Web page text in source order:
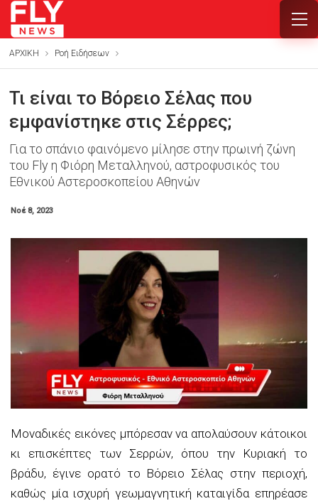
ΑΡΧΙΚΗ Ροή Ειδήσεων
Τι είναι το Βόρειο Σέλας που
εμφανίστηκε στις Σέρρες;
Για το σπάνιο φαινόμενο μίλησε στην πρωινή ζώνη
του Fly η Φιόρη Μεταλληνού, αστροφυσικός του
Εθνικού Αστεροσκοπείου Αθηνών
Νοέ 8, 2023
Μοναδικές εικόνες μπόρεσαν να απολαύσουν κάτοικοι
κι επισκέπτες των Σερρών, όπου την Κυριακή το
βράδυ, έγινε ορατό το Βόρειο Σέλας στην περιοχή,
καθώς μία ισχυρή γεωμαγνητική καταιγίδα επηρέασε